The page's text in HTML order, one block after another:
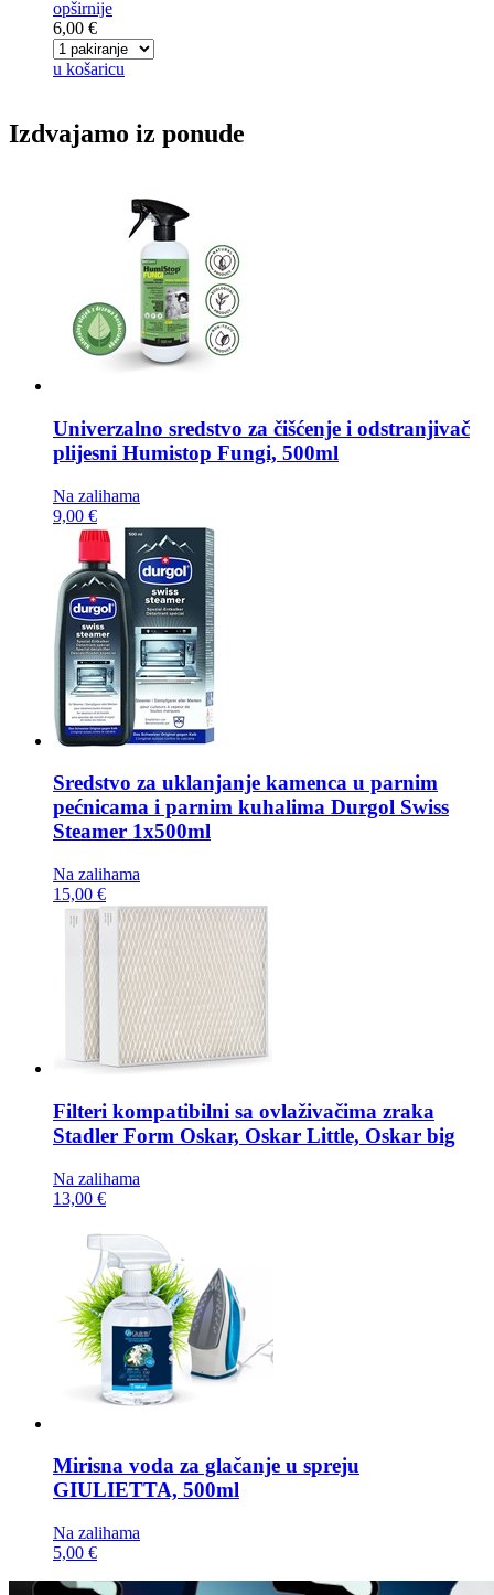
opširnije
6,00 €
u košaricu
Izdvajamo iz ponude
Univerzalno sredstvo za čišćenje i odstranjivač
plijesni Humistop Fungi, 500ml
Na zalihama
9,00 €
Sredstvo za uklanjanje kamenca u parnim
pećnicama i parnim kuhalima Durgol Swiss
Steamer 1x500ml
Na zalihama
15,00 €
Filteri kompatibilni sa ovlaživačima zraka
Stadler Form Oskar, Oskar Little, Oskar big
Na zalihama
13,00 €
Mirisna voda za glačanje u spreju
GIULIETTA, 500ml
Na zalihama
5,00 €